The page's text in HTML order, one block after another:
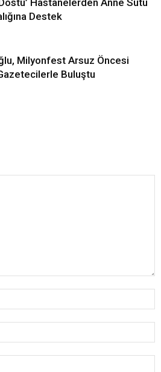
Destek
Milyonfest Arsuz Öncesi
Buluştu